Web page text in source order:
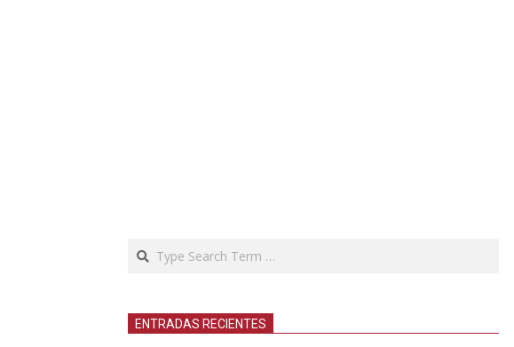
Search
ENTRADAS RECIENTES